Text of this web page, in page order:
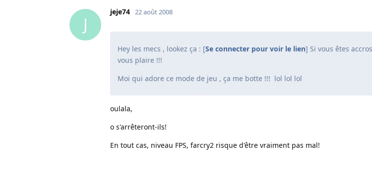
J
jeje74 22 août 2008
Hey les mecs , lookez ça : [Se connecter pour voir le lien] Si vous êtes
vous plaire !!!
Moi qui adore ce mode de jeu , ça me botte !!! lol lol lol
oulala,
o s'arrêteront-ils!
En tout cas, niveau FPS, farcry2 risque d'être vraiment pas mal!